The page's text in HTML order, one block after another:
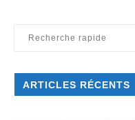
ARTICLES RÉCENTS